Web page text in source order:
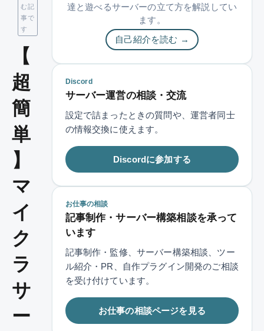
む記
事で
す
【
超
簡
単
】
マ
イ
ク
ラ
サ
ー
達と遊べるサーバーの立て方を解説してい
ます。
自己紹介を読む →
Discord
サーバー運営の相談・交流
設定で詰まったときの質問や、運営者同士
の情報交換に使えます。
Discordに参加する
お仕事の相談
記事制作・サーバー構築相談を承って
います
記事制作・監修、サーバー構築相談、ツー
ル紹介・PR、自作プラグイン開発のご相談
を受け付けています。
お仕事の相談ページを見る